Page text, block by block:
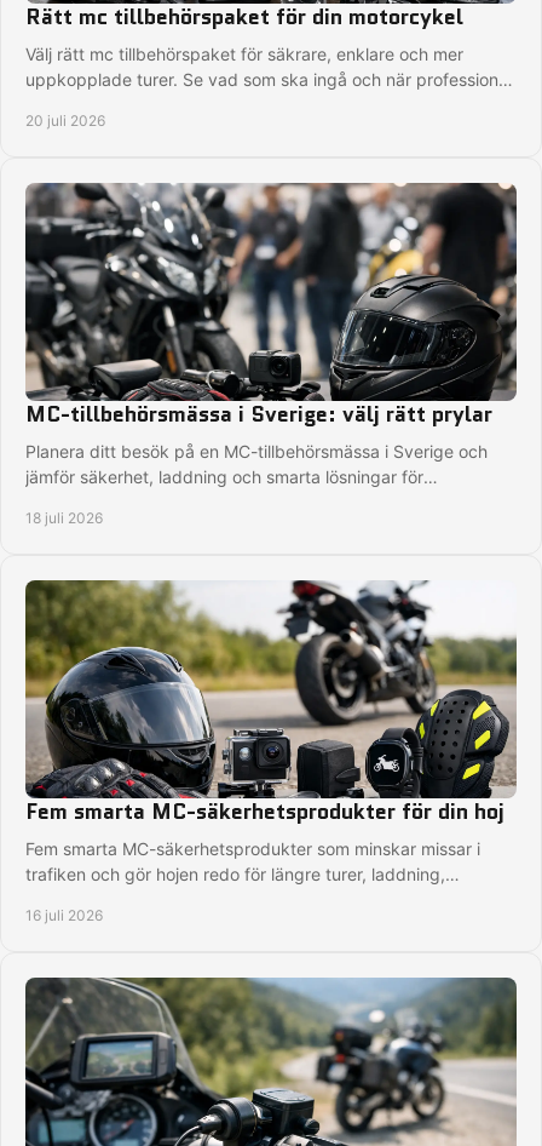
Rätt mc tillbehörspaket för din motorcykel
Välj rätt mc tillbehörspaket för säkrare, enklare och mer
uppkopplade turer. Se vad som ska ingå och när professionell
20 juli 2026
MC-tillbehörsmässa i Sverige: välj rätt prylar
Planera ditt besök på en MC-tillbehörsmässa i Sverige och
jämför säkerhet, laddning och smarta lösningar för
18 juli 2026
Fem smarta MC-säkerhetsprodukter för din hoj
Fem smarta MC-säkerhetsprodukter som minskar missar i
trafiken och gör hojen redo för längre turer, laddning,
16 juli 2026